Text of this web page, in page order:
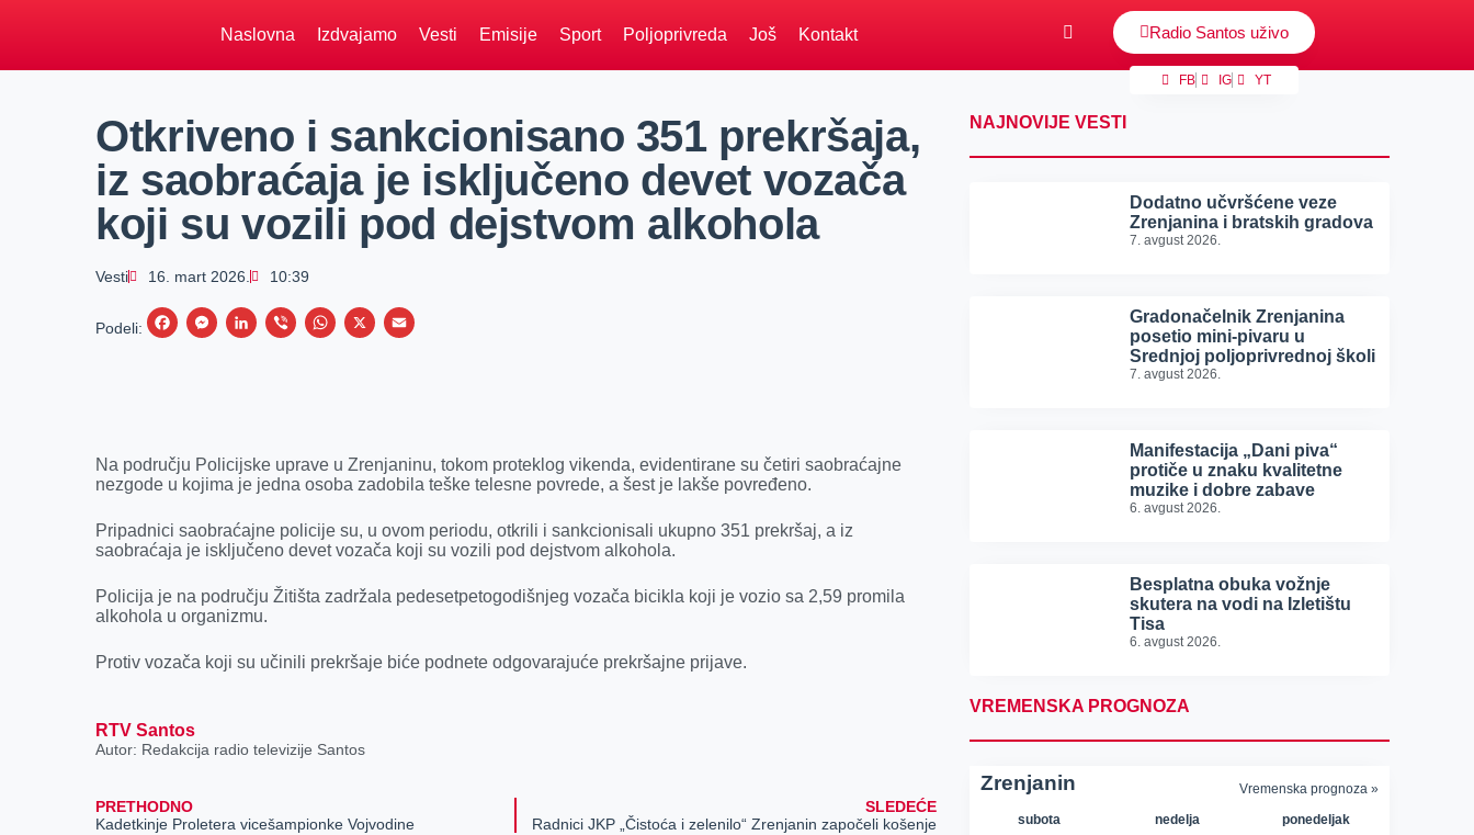
Naslovna Izdvajamo Vesti Emisije Sport Poljoprivreda Još Kontakt Radio Santos uživo
FB IG YT
Otkriveno i sankcionisano 351 prekršaja,
iz saobraćaja je isključeno devet vozača
koji su vozili pod dejstvom alkohola
Vesti 16. mart 2026. 10:39
Podeli:
F
o
k
M
n
e
L
d
n
V
W
A
p
X
Na području Policijske uprave u Zrenjaninu, tokom proteklog vikenda, evidentirane su četiri saobraćajne
nezgode u kojima je jedna osoba zadobila teške telesne povrede, a šest je lakše povređeno.
Pripadnici saobraćajne policije su, u ovom periodu, otkrili i sankcionisali ukupno 351 prekršaj, a iz
saobraćaja je isključeno devet vozača koji su vozili pod dejstvom alkohola.
Policija je na području Žitišta zadržala pedesetpetogodišnjeg vozača bicikla koji je vozio sa 2,59 promila
alkohola u organizmu.
Protiv vozača koji su učinili prekršaje biće podnete odgovarajuće prekršajne prijave.
RTV Santos
Autor: Redakcija radio televizije Santos
PRETHODNO
Kadetkinje Proletera vicešampionke Vojvodine
SLEDEĆE
Radnici JKP „Čistoća i zelenilo“ Zrenjanin započeli košenje
NAJNOVIJE VESTI
Dodatno učvršćene veze
Zrenjanina i bratskih gradova
7. avgust 2026.
Gradonačelnik Zrenjanina
posetio mini-pivaru u
Srednjoj poljoprivrednoj školi
7. avgust 2026.
Manifestacija „Dani piva“
protiče u znaku kvalitetne
muzike i dobre zabave
6. avgust 2026.
Besplatna obuka vožnje
skutera na vodi na Izletištu
Tisa
6. avgust 2026.
VREMENSKA PROGNOZA